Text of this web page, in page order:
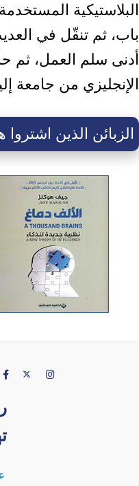
البلاستيكية
باب، ثم تنقّل في
أدنى سلم العمل، ثم
الإنجليزي من جامعة
الزبائن الذين اشتروا